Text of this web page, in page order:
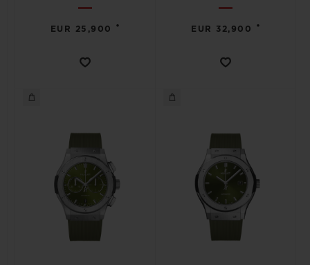
EUR 25,900 • EUR 32,900 •